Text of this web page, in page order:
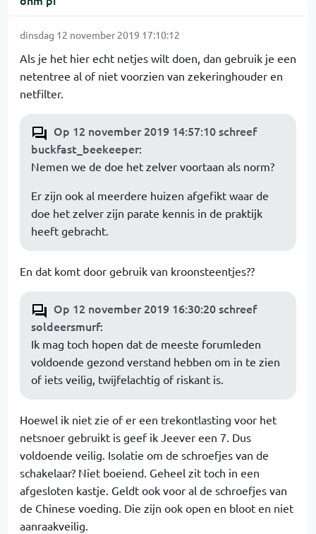
dinsdag 12 november 2019 17:10:12
Als je het hier echt netjes wilt doen, dan gebruik je een
netentree al of niet voorzien van zekeringhouder en
netfilter.
Op 12 november 2019 14:57:10 schreef
buckfast_beekeeper:
Nemen we de doe het zelver voortaan als norm?
Er zijn ook al meerdere huizen afgefikt waar de
doe het zelver zijn parate kennis in de praktijk
heeft gebracht.
En dat komt door gebruik van kroonsteentjes??
Op 12 november 2019 16:30:20 schreef
soldeersmurf:
Ik mag toch hopen dat de meeste forumleden
voldoende gezond verstand hebben om in te zien
of iets veilig, twijfelachtig of riskant is.
Hoewel ik niet zie of er een trekontlasting voor het
netsnoer gebruikt is geef ik Jeever een 7. Dus
voldoende veilig. Isolatie om de schroefjes van de
schakelaar? Niet boeiend. Geheel zit toch in een
afgesloten kastje. Geldt ook voor al de schroefjes van
de Chinese voeding. Die zijn ook open en bloot en niet
aanraakveilig.